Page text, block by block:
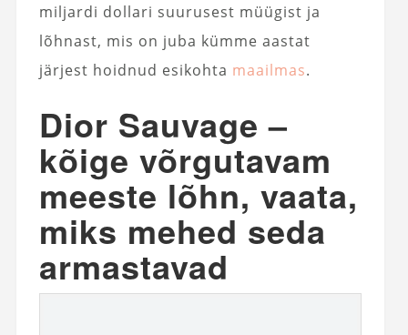
miljardi dollari suurusest müügist ja
lõhnast, mis on juba kümme aastat
järjest hoidnud esikohta maailmas.
Dior Sauvage –
kõige võrgutavam
meeste lõhn, vaata,
miks mehed seda
armastavad